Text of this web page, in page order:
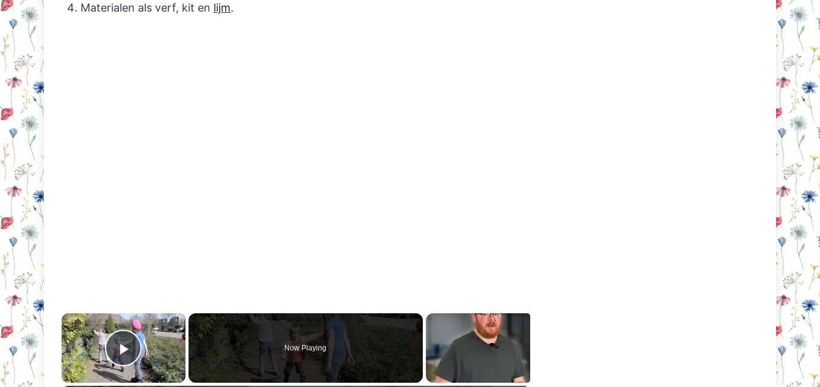
Materialen als verf, kit en lijm.
×
Play Video
Now Playing